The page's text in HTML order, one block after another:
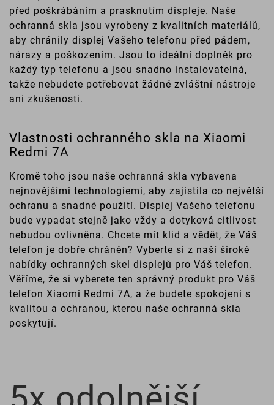
před poškrábáním a prasknutím displeje. Naše
ochranná skla jsou vyrobeny z kvalitních materiálů,
aby chránily displej Vašeho telefonu před pádem,
nárazy a poškozením. Jsou to ideální doplněk pro
každý typ telefonu a jsou snadno instalovatelná,
takže nebudete potřebovat žádné zvláštní nástroje
ani zkušenosti.
Vlastnosti ochranného skla na Xiaomi
Redmi 7A
Kromě toho jsou naše ochranná skla vybavena
nejnovějšími technologiemi, aby zajistila co největší
ochranu a snadné použití. Displej Vašeho telefonu
bude vypadat stejně jako vždy a dotyková citlivost
nebudou ovlivněna. Chcete mít klid a vědět, že Váš
telefon je dobře chráněn? Vyberte si z naší široké
nabídky ochranných skel displejů pro Váš telefon.
Věříme, že si vyberete ten správný produkt pro Váš
telefon Xiaomi Redmi 7A, a že budete spokojeni s
kvalitou a ochranou, kterou naše ochranná skla
poskytují.